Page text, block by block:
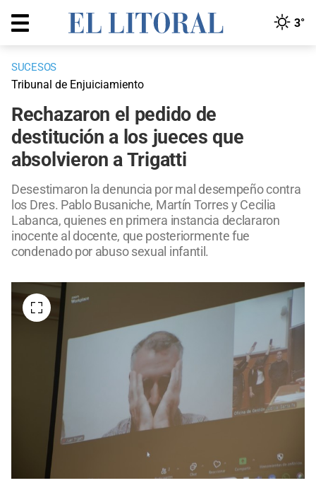
3°
SUCESOS
Tribunal de Enjuiciamiento
Rechazaron el pedido de
destitución a los jueces que
absolvieron a Trigatti
Desestimaron la denuncia por mal desempeño contra
los Dres. Pablo Busaniche, Martín Torres y Cecilia
Labanca, quienes en primera instancia declararon
inocente al docente, que posteriormente fue
condenado por abuso sexual infantil.